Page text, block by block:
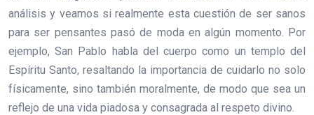
análisis y veamos si realmente esta cuestión de ser sanos
para ser pensantes pasó de moda en algún momento. Por
ejemplo, San Pablo habla del cuerpo como un templo del
Espíritu Santo, resaltando la importancia de cuidarlo no solo
físicamente, sino también moralmente, de modo que sea un
reflejo de una vida piadosa y consagrada al respeto divino.